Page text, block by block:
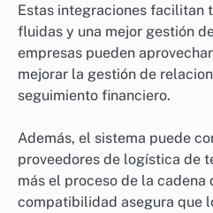
Estas integraciones facilitan
fluidas y una mejor gestión
empresas pueden
mejorar la gestión de
seguimiento financiero.
Además, el sistema puede
proveedores de logística de
más el proceso de la cadena
compatibilidad asegura que